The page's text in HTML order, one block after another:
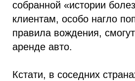
собранной «истории
клиентам, особо нагло
правила вождения,
аренде авто.
Кстати, в соседних